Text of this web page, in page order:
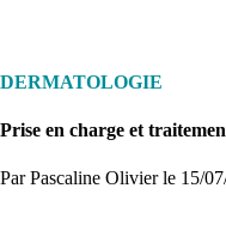
DERMATOLOGIE
Prise en charge et
Par Pascaline Olivierle 15/